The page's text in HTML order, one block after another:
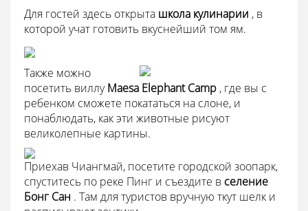
Для гостей здесь открыта школа кулинарии , в
которой учат готовить вкуснейший том ям.
Также можно
посетить виллуMaesa Elephant Camp , где вы с
ребенком сможете покататься на слоне, и
понаблюдать, как эти животные рисуют
великолепные картины.
Приехав Чиангмай, посетите городской зоопарк,
спуститесь по реке Пинг и съездите в селение
Бонг Сан . Там для туристов вручную ткут шелк и